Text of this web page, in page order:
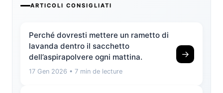
ARTICOLI CONSIGLIATI
Perché dovresti mettere un rametto di
lavanda dentro il sacchetto
dell’aspirapolvere ogni mattina.
17 Gen 2026 • 7 min de lecture
→